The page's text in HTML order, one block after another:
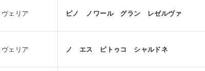
ェリア ピノ ノワール グラン レゼルヴァ
ェリア ノ エス ピトゥコ シャルドネ